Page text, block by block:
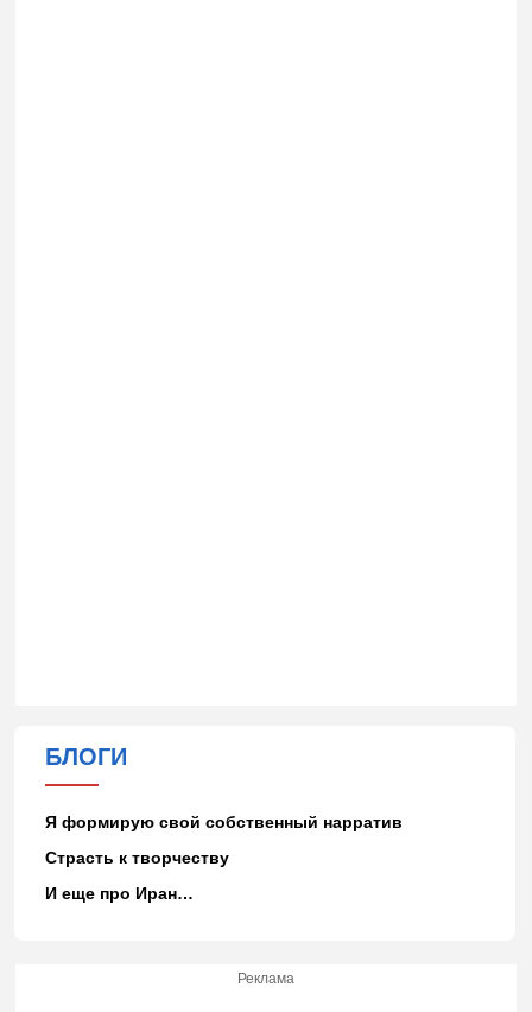
БЛОГИ
Я формирую свой собственный нарратив
Страсть к творчеству
И еще про Иран…
Реклама